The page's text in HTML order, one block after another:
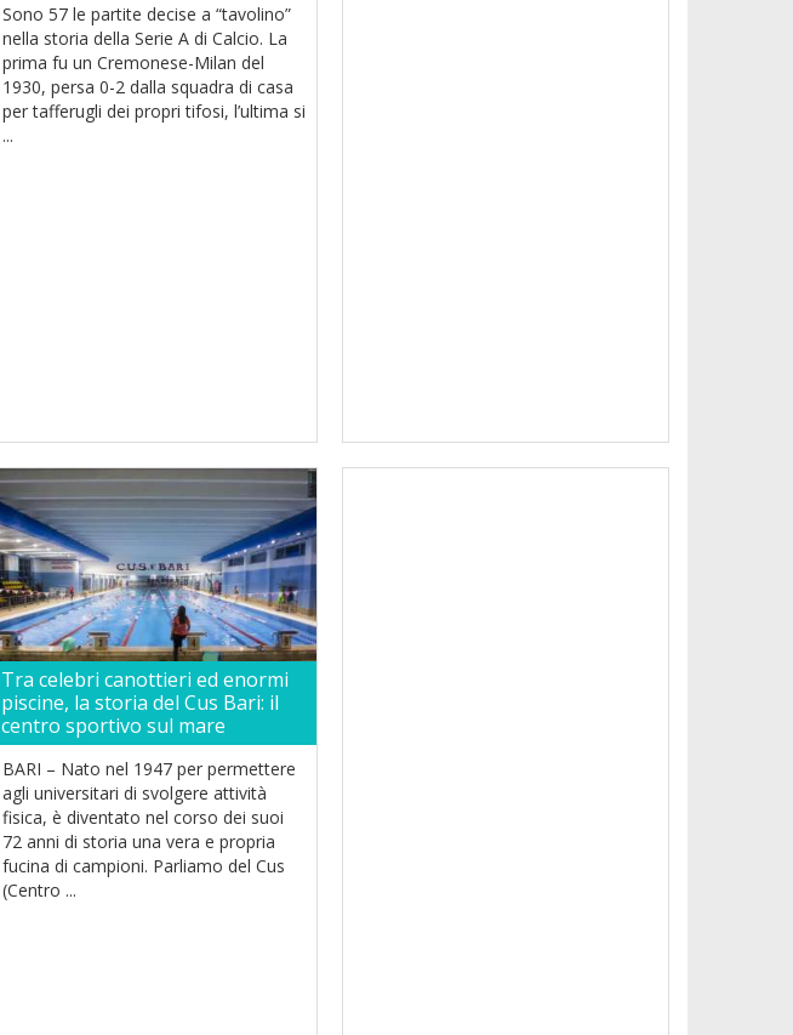
Sono 57 le partite decise a “tavolino”
nella storia della Serie A di Calcio. La
prima fu un Cremonese-Milan del
1930, persa 0-2 dalla squadra di casa
per tafferugli dei propri tifosi, l’ultima si
...
Tra celebri canottieri ed enormi
piscine, la storia del Cus Bari: il
centro sportivo sul mare
BARI – Nato nel 1947 per permettere
agli universitari di svolgere attività
fisica, è diventato nel corso dei suoi
72 anni di storia una vera e propria
fucina di campioni. Parliamo del Cus
(Centro ...